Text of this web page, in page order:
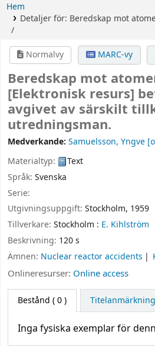
Hem
Detaljer för: Beredskap mot
/
Normalvy
MARC-vy
Beredskap mot
[Elektronisk resurs]
avgivet av särskilt
utredningsman.
Medverkande: Samuelsson, Yngve
Materialtyp:
Text
Språk: Svenska
Serie:
Utgivningsuppgift: Stockholm, 1959
Tillverkare: Stockholm : E. Kihlström
Beskrivning: 120 s
Ämnen: Nuclear reactor accidents
Onlineresurser: Online access
Bestånd ( 0 )
Inga fysiska exemplar för